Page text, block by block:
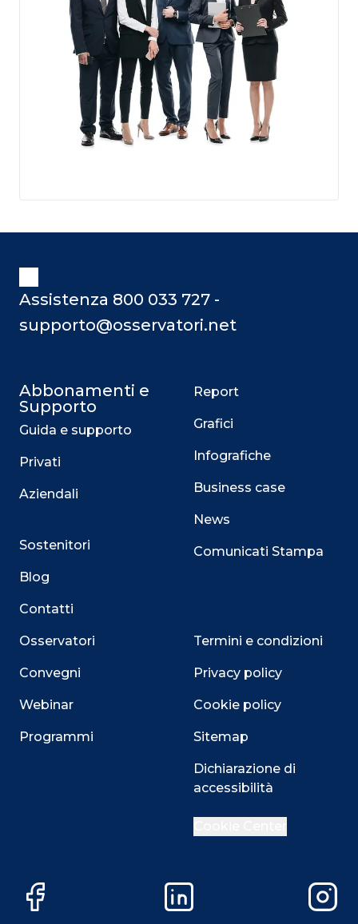
Assistenza 800 033 727 -
supporto@osservatori.net
Abbonamenti e
Supporto
Guida e supporto
Privati
Aziendali
Sostenitori
Blog
Contatti
Osservatori
Convegni
Webinar
Programmi
Report
Grafici
Infografiche
Business case
News
Comunicati Stampa
Termini e condizioni
Privacy policy
Cookie policy
Sitemap
Dichiarazione di
accessibilità
Facebook LinkedIn
Su questo sito web utilizziamo cookie tecnici necessari
alla navigazione e funzionali all’erogazione del servizio.